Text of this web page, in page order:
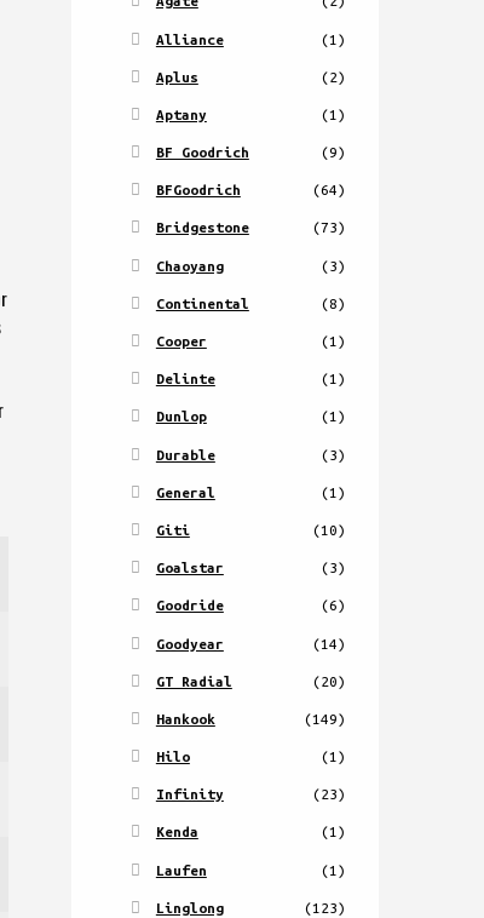
Alliance (1)
Aplus (2)
Aptany (1)
BF Goodrich (9)
BFGoodrich (64)
Bridgestone (73)
Chaoyang (3)
Continental (8)
Cooper (1)
Delinte (1)
Dunlop (1)
Durable (3)
General (1)
Giti (10)
Goalstar (3)
Goodride (6)
Goodyear (14)
GT Radial (20)
Hankook (149)
Hilo (1)
Infinity (23)
Kenda (1)
Laufen (1)
Linglong (123)